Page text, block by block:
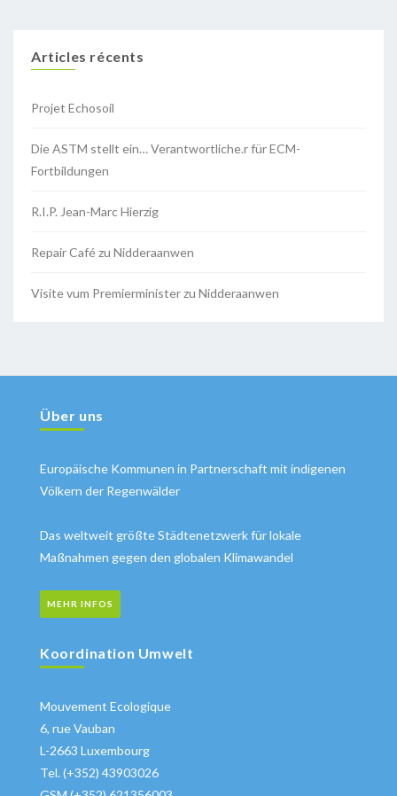
Articles récents
Projet Echosoil
Die ASTM stellt ein… Verantwortliche.r für ECM-
Fortbildungen
R.I.P. Jean-Marc Hierzig
Repair Café zu Nidderaanwen
Visite vum Premierminister zu Nidderaanwen
Über uns
Europäische Kommunen in Partnerschaft mit indigenen
Völkern der Regenwälder
Das weltweit größte Städtenetzwerk für lokale
Maßnahmen gegen den globalen Klimawandel
MEHR INFOS
Koordination Umwelt
Mouvement Ecologique
6, rue Vauban
L-2663 Luxembourg
Tel. (+352) 43903026